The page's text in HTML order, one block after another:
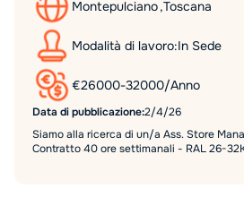
Montepulciano,Toscana
Modalità di lavoro:In Sede
€26000-32000/Anno
Data di pubblicazione:2/4/26
Siamo alla ricerca di un/a Ass. Store
Contratto 40 ore settimanali - RAL 26-